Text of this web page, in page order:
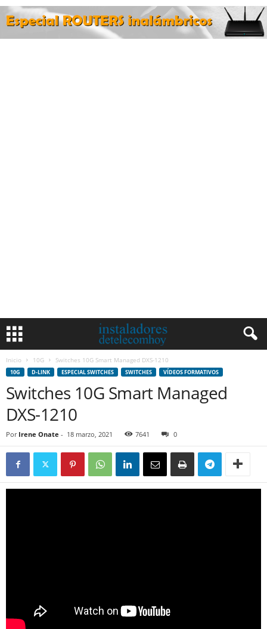
Inicio 10G Switches 10G Smart Managed DXS-1210
10G D-LINK ESPECIAL SWITCHES SWITCHES VÍDEOS FORMATIVOS
Switches 10G Smart Managed
DXS-1210
Por Irene Onate - 18 marzo, 2021 7641 0